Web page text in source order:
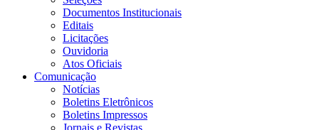
Documentos Institucionais
Editais
Licitações
Ouvidoria
Atos Oficiais
Comunicação
Notícias
Boletins Eletrônicos
Boletins Impressos